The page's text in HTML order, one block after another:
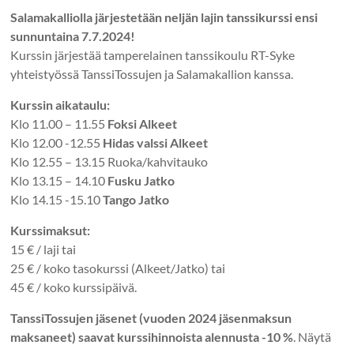
Salamakalliolla järjestetään neljän lajin tanssikurssi ensi
sunnuntaina 7.7.2024!
Kurssin järjestää tamperelainen tanssikoulu RT-Syke
yhteistyössä TanssiTossujen ja Salamakallion kanssa.
Kurssin aikataulu:
Klo 11.00 – 11.55 Foksi Alkeet
Klo 12.00 -12.55 Hidas valssi Alkeet
Klo 12.55 – 13.15 Ruoka/kahvitauko
Klo 13.15 – 14.10 Fusku Jatko
Klo 14.15 -15.10Tango Jatko
Kurssimaksut:
15 € / laji tai
25 € / koko tasokurssi (Alkeet/Jatko) tai
45 € / koko kurssipäivä.
TanssiTossujen jäsenet (vuoden 2024 jäsenmaksun
maksaneet) saavat kurssihinnoista alennusta -10 % . Näytä